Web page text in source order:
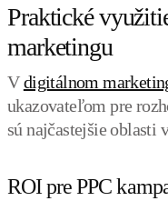
Praktické
marketingu
Vdigitálnom
ukazovateľom pre
sú najčastejšie oblasti
ROI pre PPC